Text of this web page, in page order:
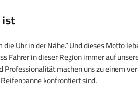
Uhr in der Nähe.” Und dieses Motto
Fahrer in dieser Region immer auf
Professionalität machen uns zu einem
konfrontiert sind.